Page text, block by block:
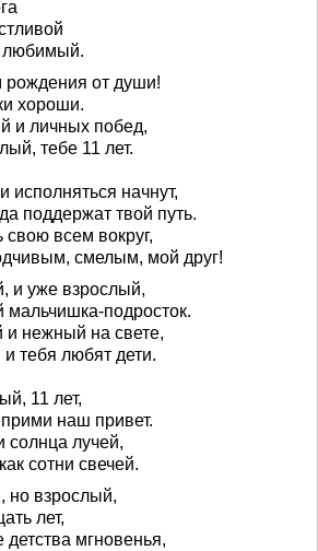
любимый.
от души!
хороши.
и личных побед,
тебе 11 лет.
исполняться начнут,
поддержат твой путь.
свою всем вокруг,
смелым, мой друг!
и уже взрослый,
подросток.
нежный на свете,
тебя любят дети.
11 лет,
наш привет.
солнца лучей,
сотни свечей.
но взрослый,
лет,
мгновенья,